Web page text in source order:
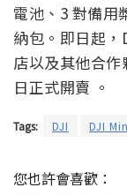
電池、3 對備用
納包。即日起
店以及其他合
日正式開賣 。
Tags: DJI DJI
您也許會喜歡：